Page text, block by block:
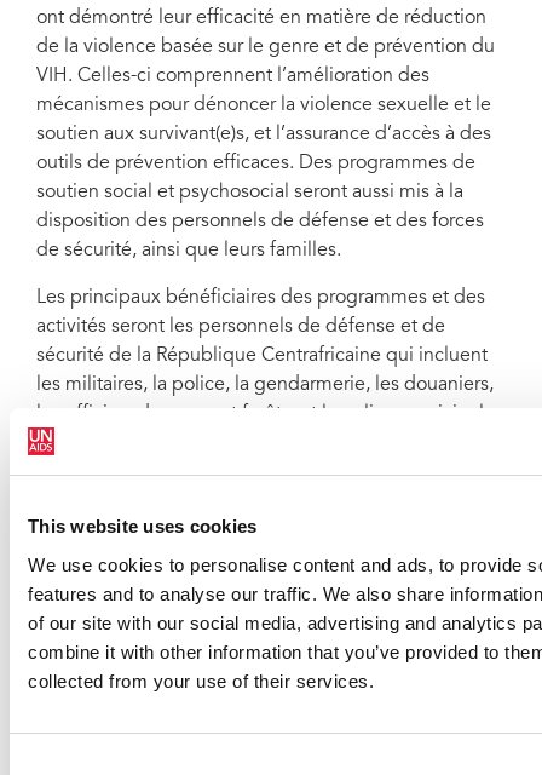
This website uses cookies
We use cookies to personalise content and ads, to provide
features and to analyse our traffic. We also share
of our site with our social media, advertising and analytics
combine it with other information that you’ve provided to
collected from your use of their services.
ont démontré leur efficacité en matière de réduction
de la violence basée sur le genre et de prévention du
VIH. Celles-ci comprennent l’amélioration des
mécanismes pour dénoncer la violence sexuelle et le
soutien aux survivant(e)s, et l’assurance d’accès à des
outils de prévention efficaces. Des programmes de
soutien social et psychosocial seront aussi mis à la
disposition des personnels de défense et des forces
de sécurité, ainsi que leurs familles.
Les principaux bénéficiaires des programmes et des
activités seront les personnels de défense et de
sécurité de la République Centrafricaine qui incluent
les militaires, la police, la gendarmerie, les douaniers,
les officiers des eaux et forêts, et la police municipale.
La mise en œuvre de cet accord cadre bénéficiera
aussi à la population plus large, en particulier à travers
qui sont prévues, et à travers l’impact des
programmes de prévention du VIH, des programmes
de soins et traitement ainsi que des efforts pour
éliminer la violence et les abus sexuels et basés sur le
genre.
L’ONUSIDA apportera son leadership et son soutien